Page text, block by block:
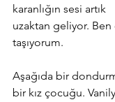
karanlığın sesi artık
uzaktan geliyor.
taşıyorum.
Aşağıda bir
bir kız çocuğu.